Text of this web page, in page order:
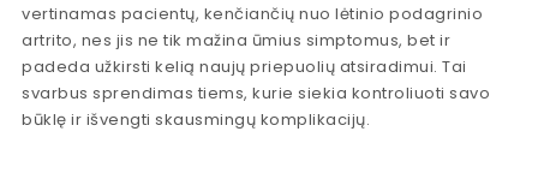
vertinamas pacientų, kenčiančių nuo lėtinio podagrinio
artrito, nes jis ne tik mažina ūmius simptomus, bet ir
padeda užkirsti kelią naujų priepuolių atsiradimui. Tai
svarbus sprendimas tiems, kurie siekia kontroliuoti savo
būklę ir išvengti skausmingų komplikacijų.